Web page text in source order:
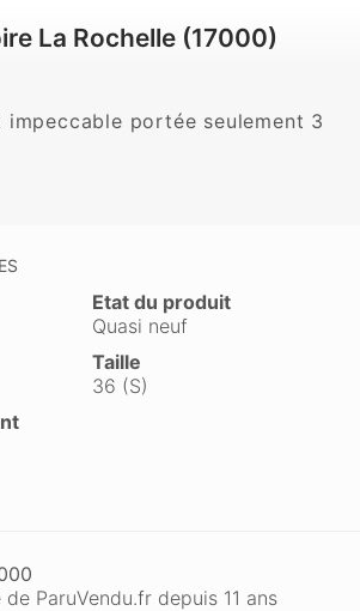
La Rochelle (17000)
impeccable portée seulement 3
Etat du produit
Quasi neuf
Taille
36 (S)
ParuVendu.fr depuis 11 ans